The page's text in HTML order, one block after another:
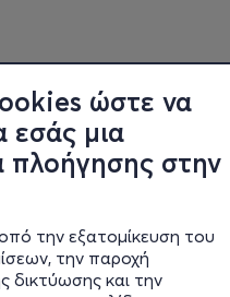
ώστε να
εσάς μια
πλοήγησης στην
την εξατομίκευση του
την παροχή
δικτύωσης και την